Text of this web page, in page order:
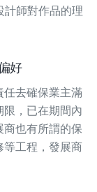
計師對作品的理
好
去確保業主滿
，已在期間內
也有所謂的保
等工程，發展商